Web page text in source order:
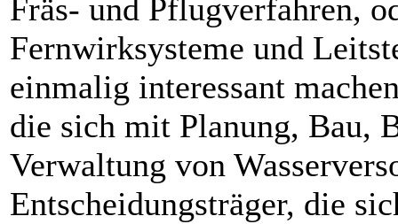
Fräs- und Pflugverfahren,
Fernwirksysteme und
einmalig interessant
die sich mit Planung, Bau,
Verwaltung von
Entscheidungsträger, die